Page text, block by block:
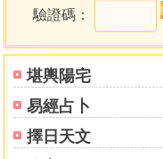
堪輿陽宅
易經占卜
擇日天文
小兒關煞符
鬥法隱身
在有應公廟下符
追人回
偏財符
開婚符
驗證碼：